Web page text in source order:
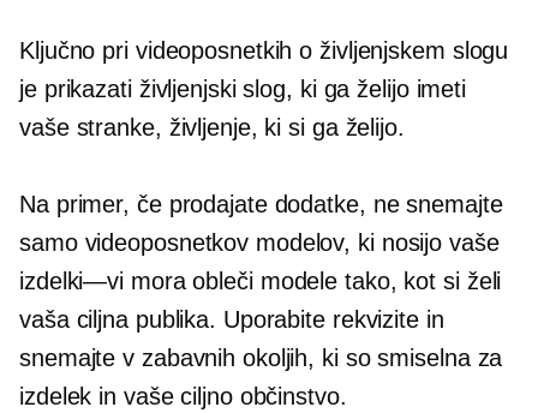
Ključno pri videoposnetkih o življenjskem slogu
je prikazati življenjski slog, ki ga želijo imeti
vaše stranke, življenje, ki si ga želijo.
Na primer, če prodajate dodatke, ne snemajte
samo videoposnetkov modelov, ki nosijo vaše
izdelki—vi mora obleči modele tako, kot si želi
vaša ciljna publika. Uporabite rekvizite in
snemajte v zabavnih okoljih, ki so smiselna za
izdelek in vaše ciljno občinstvo.